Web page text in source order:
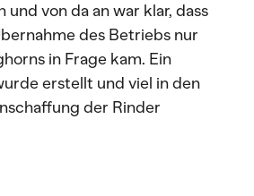
und von da an war klar, dass
des Betriebs nur
in Frage kam. Ein
erstellt und viel in den
der Rinder